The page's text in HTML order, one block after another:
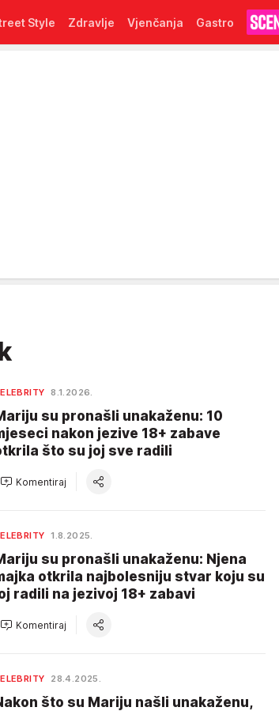
Style Zdravlje Vjenčanja Gastro
8.1.2026.
su pronašli unakaženu: 10
nakon jezive 18+ zabave
što su joj sve radili
Komentiraj
1.8.2025.
su pronašli unakaženu: Njena
otkrila najbolesniju stvar koju su
radili na jezivoj 18+ zabavi
Komentiraj
28.4.2025.
što su Mariju našli unakaženu,